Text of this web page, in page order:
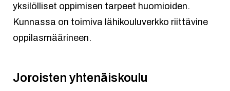
yksilölliset oppimisen tarpeet huomioiden.
Kunnassa on toimiva lähikouluverkko riittävine
oppilasmäärineen.
Joroisten yhtenäiskoulu